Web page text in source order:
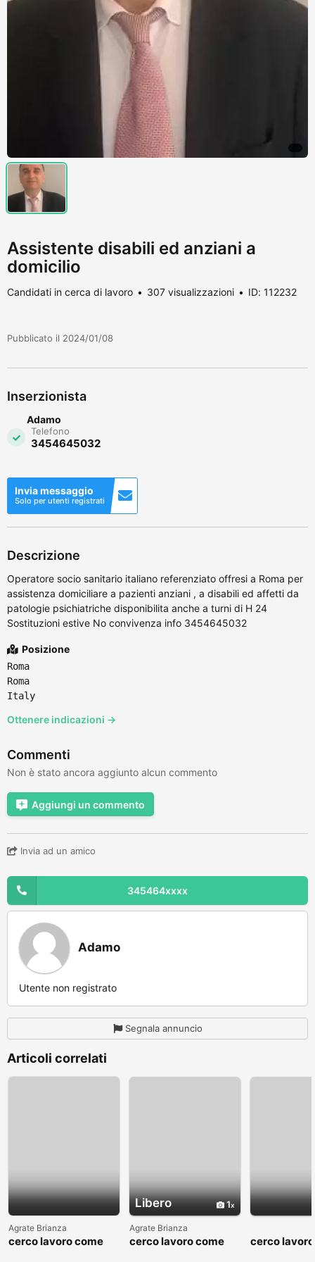
Assistente disabili ed anziani a
domicilio
Candidati in cerca di lavoro 307 visualizzazioni ID: 112232
Pubblicato il 2024/01/08
Inserzionista
Adamo
Telefono
3454645032
Invia messaggio
Solo per utenti registrati
Descrizione
Operatore socio sanitario italiano referenziato offresi a Roma per
assistenza domiciliare a pazienti anziani , a disabili ed affetti da
patologie psichiatriche disponibilita anche a turni di H 24
Sostituzioni estive No convivenza info 3454645032
Posizione
Roma
Roma
Italy
Ottenere indicazioni →
Commenti
Non è stato ancora aggiunto alcun commento
Aggiungi un commento
Invia ad un amico
345464xxxx
Adamo
Utente non registrato
Segnala annuncio
Articoli correlati
Agrate Brianza
cerco lavoro come
Libero 1
Agrate Brianza
cerco lavoro come
cerco